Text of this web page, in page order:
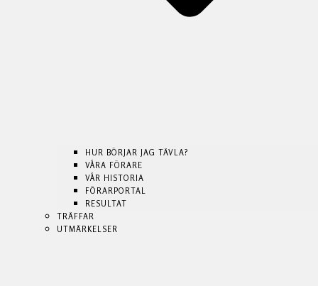
RESULTAT
TRÄFFAR
UTMÄRKELSER
HUR BÖRJAR JAG TÄVLA?
VÅRA FÖRARE
VÅR HISTORIA
FÖRARPORTAL
RESULTAT
TRÄFFAR
UTMÄRKELSER
HUR BÖRJAR JAG TÄVLA?
VÅRA FÖRARE
VÅR HISTORIA
FÖRARPORTAL
RESULTAT
TRÄFFAR
UTMÄRKELSER